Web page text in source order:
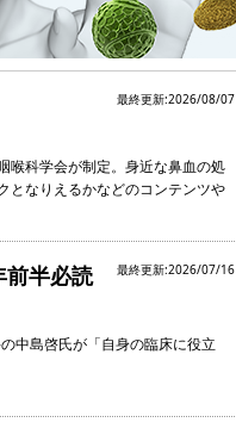
最終更新:2026/08/07
喉科学会が制定。身近な鼻血の処
となりえるかなどのコンテンツや
半必読
最終更新:2026/07/16
中島啓氏が「自身の臨床に役立